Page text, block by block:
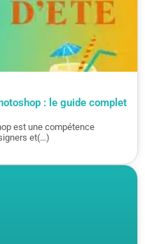
: le guide complet
est une compétence
et(…)